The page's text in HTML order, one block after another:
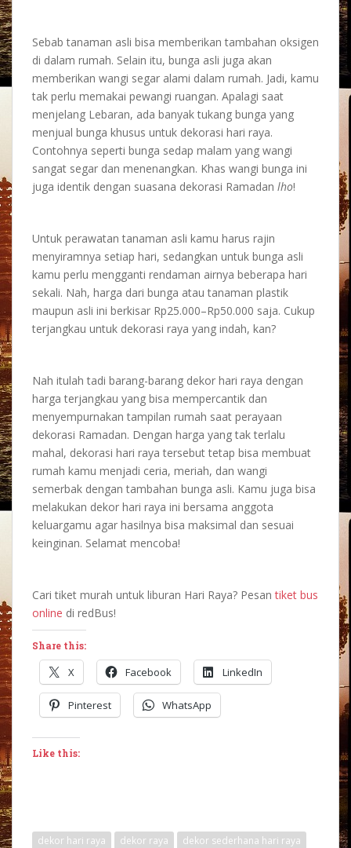
Sebab tanaman asli bisa memberikan tambahan oksigen
di dalam rumah. Selain itu, bunga asli juga akan
memberikan wangi segar alami dalam rumah. Jadi, kamu
tak perlu memakai pewangi ruangan. Apalagi saat
menjelang Lebaran, ada banyak tukang bunga yang
menjual bunga khusus untuk dekorasi hari raya.
Contohnya seperti bunga sedap malam yang wangi
sangat segar dan menenangkan. Khas wangi bunga ini
juga identik dengan suasana dekorasi Ramadan lho!
Untuk perawatan tanaman asli kamu harus rajin
menyiramnya setiap hari, sedangkan untuk bunga asli
kamu perlu mengganti rendaman airnya beberapa hari
sekali. Nah, harga dari bunga atau tanaman plastik
maupun asli ini berkisar Rp25.000–Rp50.000 saja. Cukup
terjangkau untuk dekorasi raya yang indah, kan?
Nah itulah tadi barang-barang dekor hari raya dengan
harga terjangkau yang bisa mempercantik dan
menyempurnakan tampilan rumah saat perayaan
dekorasi Ramadan. Dengan harga yang tak terlalu
mahal, dekorasi hari raya tersebut tetap bisa membuat
rumah kamu menjadi ceria, meriah, dan wangi
semerbak dengan tambahan bunga asli. Kamu juga bisa
melakukan dekor hari raya ini bersama anggota
keluargamu agar hasilnya bisa maksimal dan sesuai
keinginan. Selamat mencoba!
Cari tiket murah untuk liburan Hari Raya? Pesantiket bus
online di redBus!
Share this:
X Facebook LinkedIn
Pinterest WhatsApp
Like this:
dekor hari raya dekor raya
dekor sederhana hari raya